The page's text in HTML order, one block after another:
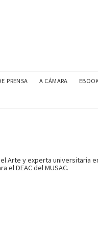
PRENSA A CÁMARA
Arte y experta universitaria
el DEAC del MUSAC.